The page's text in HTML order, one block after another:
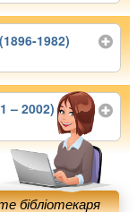
1982)
– 2002)